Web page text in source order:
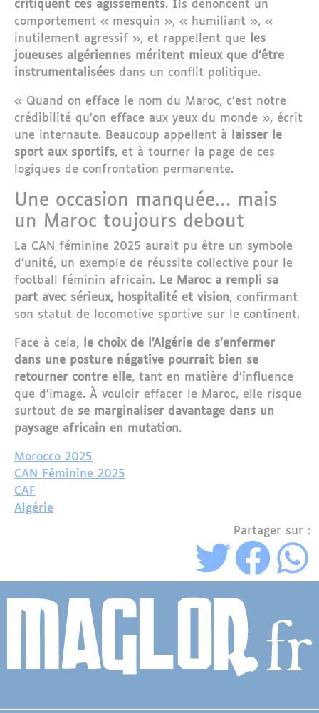
critiquent ces agissements. Ils dénoncent un
comportement « mesquin », « humiliant », «
inutilement agressif », et rappellent que
les
joueuses algériennes méritent mieux que d’être
instrumentalisées dans un conflit politique.
« Quand on efface le nom du Maroc, c’est notre
crédibilité qu’on efface aux yeux du monde », écrit
une internaute. Beaucoup appellent à
laisser le
sport aux sportifs, et à tourner la page de ces
logiques de confrontation permanente.
Une occasion manquée… mais
un Maroc toujours debout
La CAN féminine 2025 aurait pu être un symbole
d’unité, un exemple de réussite collective pour le
football féminin africain. Le Maroc a rempli sa
part avec sérieux, hospitalité et vision, confirmant
son statut de locomotive sportive sur le continent.
Face à cela,
le choix de l’Algérie de s’enfermer
dans une posture négative pourrait bien se
retourner contre elle, tant en matière d’influence
que d’image. À vouloir effacer le Maroc, elle risque
surtout de se marginaliser davantage dans un
paysage africain en mutation.
Morocco 2025
CAN Féminine 2025
CAF
Algérie
Partager sur :